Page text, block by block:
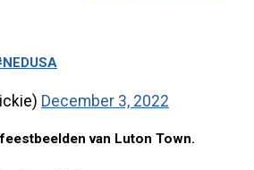
December 3, 2022
van Luton Town.